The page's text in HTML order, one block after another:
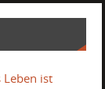
Leben ist